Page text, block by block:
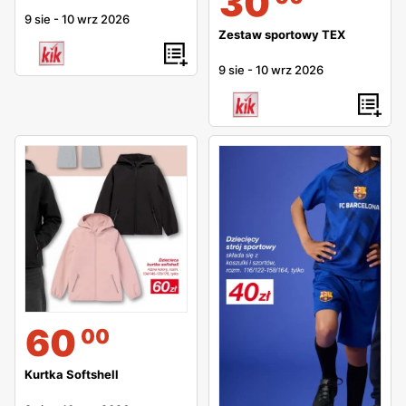
kolejnego poniedziałku.
Gdzie znaleźć sklep KIK?
są niemal w każdym
mieście w Polsce, ich ilość zaś systematycznie przybywa.
Sklepy KIKa często są w galeriach handlowych, ale nie jest
to regułą. Zarówno adresy sklepów, jak i KIK godziny
otwarcia można znaleźć na stronie internetowej. Dobrze
pamiętać, że nawet jeśli sklepu stacjonarnego nie ma w
twoim mieście, możesz łatwo dokonać zakupu na stronie
internetowej KIKa. KIK pozwala na wiele możliwości
dostawy, jak i płatność kartą online. W sklepie
internetowym również obowiązuje ulotka KIKa.
Fajnym rozwiązaniem jest to, że sklepy KIKa podzielone są
na tematyczne działy, tzn. ubrania są w dedykowanym dla
9 sie -10 wrz 2026
Zestaw sportowy TEX
9 sie -10 wrz 2026
60 00
Kurtka Softshell